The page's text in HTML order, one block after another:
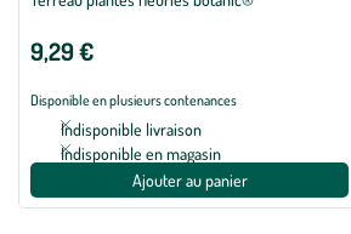
9,29 €
Disponible en plusieurs contenances
Indisponible livraison
Indisponible en magasin
Ajouter au panier